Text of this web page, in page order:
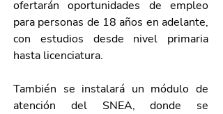
ofertarán oportunidades de empleo
para personas de 18 años en adelante,
con estudios desde nivel primaria
hasta licenciatura.
También se instalará un módulo de
atención del SNEA, donde se